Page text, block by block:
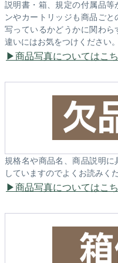
説明書・箱、規定の付属品
ンやカートリッジも商品ご
写っているかどうかに関わ
違いにはお気をつけください。
商品写真についてはこ
規格名や商品名、商品説明
していますのでよくお読みくだ
商品写真についてはこ